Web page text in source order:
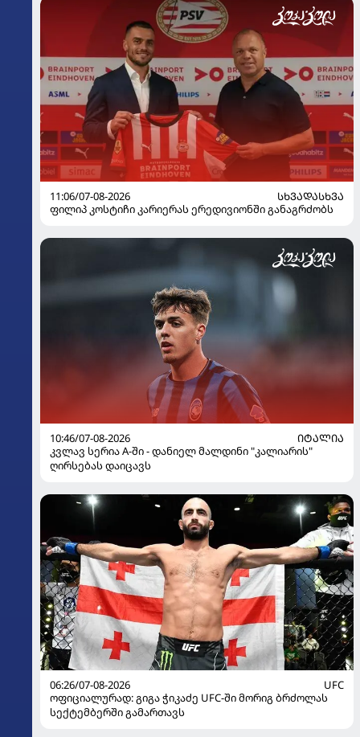
11:06/07-08-2026
ᲡᲮᲕᲐᲓᲐᲡᲮᲕᲐ
ფილიპ კოსტიჩი კარიერას ერედივიონში განაგრძობს
10:46/07-08-2026
ᲘᲢᲐᲚᲘᲐ
კვლავ სერია A-ში - დანიელ მალდინი "კალიარის"
ღირსებას დაიცავს
06:26/07-08-2026
UFC
ოფიციალურად: გიგა ჭიკაძე UFC-ში მორიგ ბრძოლას
სექტემბერში გამართავს